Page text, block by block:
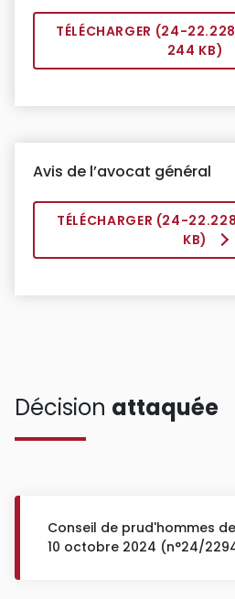
TÉLÉCHARGER (24-
244 KB)
Avis de l’avocat général
TÉLÉCHARGER (24-
KB)
Décision attaquée
Conseil de prud'hommes
10 octobre 2024 (n°24/